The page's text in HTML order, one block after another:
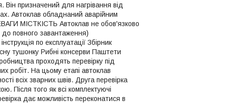
Він призначений для нагрівання від
Автоклав обладнаний аварійним
МІСТКІСТЬ Автоклав не обов'язково
до повного завантаження)
по експлуатації Збірник
Рибні консерви Паштети
проходять перевірку під
робіт. На цьому етапі автоклав
всіх зварних швів. Друга перевірка
Після того як всі комплектуючі
дає можливість переконатися в